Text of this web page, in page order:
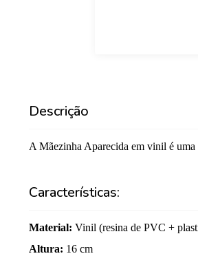
Descrição
A Mãezinha Aparecida em vinil é uma
Características:
Material: Vinil (resina de PVC +
Altura: 16 cm